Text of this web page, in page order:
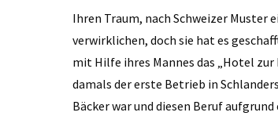
Ihren Traum, nach Schweizer Muster
verwirklichen, doch sie hat es
mit Hilfe ihres Mannes das „Hotel
damals der erste Betrieb in
Bäcker war und diesen Beruf